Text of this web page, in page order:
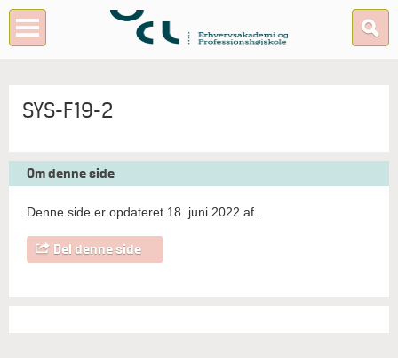
SYS-F19-2
Om denne side
Denne side er opdateret 18. juni 2022 af
Del denne side